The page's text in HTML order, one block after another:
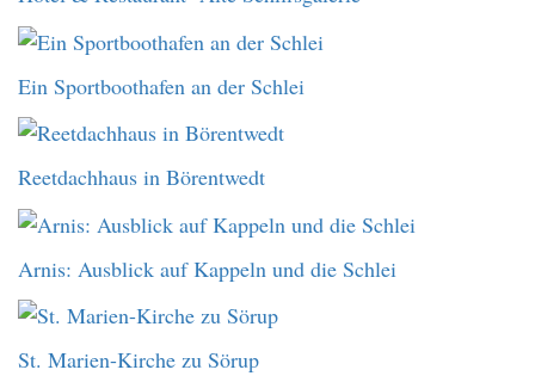
Ein Sportboothafen an der Schlei
Reetdachhaus in Börentwedt
Arnis: Ausblick auf Kappeln und die Schlei
St. Marien-Kirche zu Sörup